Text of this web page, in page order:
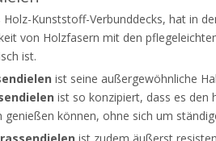
Holz-Kunststoff-Verbunddecks, hat in
von Holzfasern mit den
ist.
ist seine außergewöhnliche
ist so konzipiert, dass es den
können, ohne sich um